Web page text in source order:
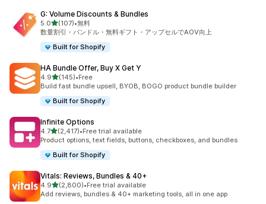
G: Volume Discounts & Bundles
5.05つ星中
(107)
合計レビュー数：107件
•無料
数量割引・バンドル・無料ギフト・アップセルでAOV向上
Built for Shopify
HA Bundle Offer, Buy X Get Y
4.95つ星中
(145)
合計レビュー数：145件
•Free
Build fast bundle upsell, BYOB, BOGO product bundle builder
Built for Shopify
Infinite Options
4.75つ星中
(2,417)
合計レビュー数：2417件
•Free trial available
Product options, text fields, buttons, checkboxes, and bundles
Built for Shopify
Vitals: Reviews, Bundles & 40+
4.95つ星中
(2,800)
合計レビュー数：2800件
•Free trial available
Add reviews, bundles & 40+ marketing tools, all in one app